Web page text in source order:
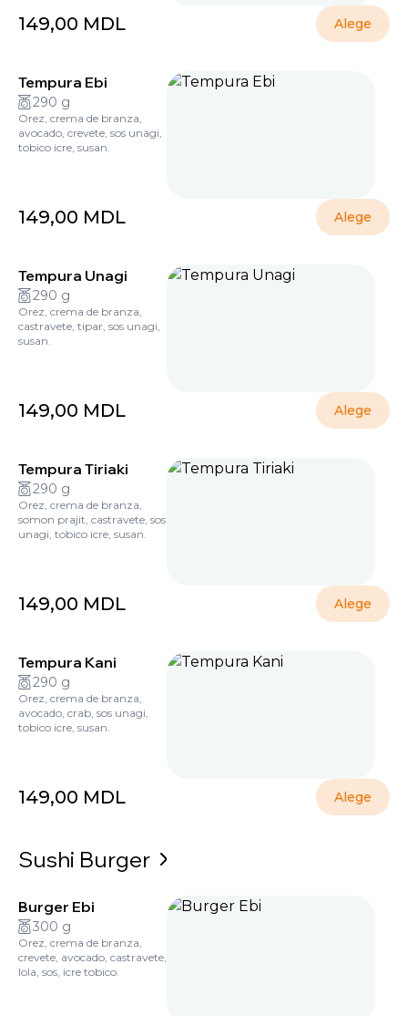
149,00 MDL Alege
Tempura Ebi
290 g
Orez, crema de branza,
avocado, crevete, sos unagi,
tobico icre, susan.
149,00 MDL Alege
Tempura Unagi
290 g
Orez, crema de branza,
castravete, tipar, sos unagi,
susan.
149,00 MDL Alege
Tempura Tiriaki
290 g
Orez, crema de branza,
somon prajit, castravete, sos
unagi, tobico icre, susan.
149,00 MDL Alege
Tempura Kani
290 g
Orez, crema de branza,
avocado, crab, sos unagi,
tobico icre, susan.
149,00 MDL Alege
Sushi Burger
Burger Ebi
300 g
Orez, crema de branza,
crevete, avocado, castravete,
lola, sos, icre tobico.